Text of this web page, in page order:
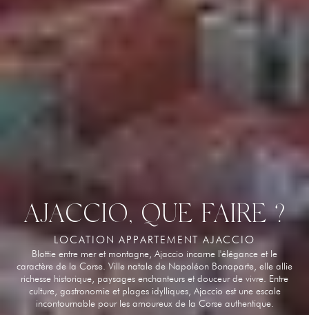
AJACCIO, QUE FAIRE ?
LOCATION APPARTEMENT AJACCIO
Blottie entre mer et montagne, Ajaccio incarne l'élégance et le
caractère de la Corse. Ville natale de Napoléon Bonaparte, elle allie
richesse historique, paysages enchanteurs et douceur de vivre. Entre
culture, gastronomie et plages idylliques, Ajaccio est une escale
incontournable pour les amoureux de la Corse authentique.